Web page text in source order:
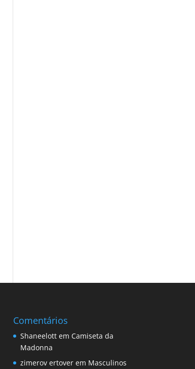
Comentários
Shaneelott em Camiseta da
Madonna
zimerov ertover em Masculinos